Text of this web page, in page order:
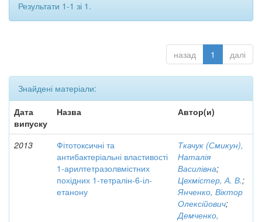
Результати 1-1 зі 1.
назад 1 далі
Знайдені матеріали:
Дата
випуску
Назва Автор(и)
2013
Фітотоксичні та
антибактеріальні властивості
1-арилтетразолвмістних
похідних 1-тетралін-6-іл-
етанону
Ткачук (Смикун),
Наталія
Василівна;
Цехмістер, А. В.;
Янченко, Віктор
Олексійович;
Демченко,